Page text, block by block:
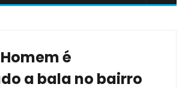
é
a bala no bairro